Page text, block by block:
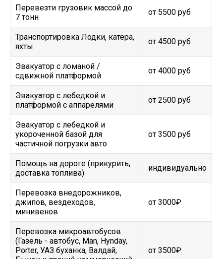
Перевезти грузовик массой до
7 тонн
от 5500 руб
Транспортировка Лодки, катера,
яхты
от 4500 руб
Эвакуатор c ломаной /
сдвижной платформой
от 4000 руб
Эвакуатор с лебедкой и
платформой с аппарелями
от 2500 руб
Эвакуатор с лебедкой и
укороченной базой для
частичной погрузки авто
от 3500 руб
Помощь на дороге (прикурить,
доставка топлива)
индивидуально
Перевозка внедорожников,
джипов, вездеходов,
минивенов
от 3000₽
Перевозка микроавтобусов
(Газель - автобус, Man, Hynday,
Porter, УАЗ буханка, Валдай,
от 3500₽